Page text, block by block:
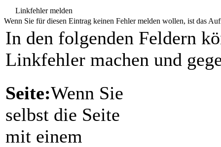
Linkfehler melden
Wenn Sie für diesen Eintrag keinen Fehler melden wollen, ist das
In den folgenden Feldern
Linkfehler machen und
Seite:Wenn Sie
selbst die Seite
mit einem